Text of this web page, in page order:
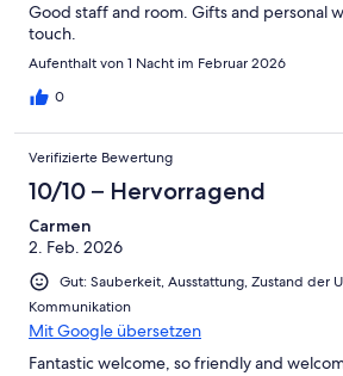
Good staff and room. Gifts and personal
touch.
Aufenthalt von 1 Nacht im Februar 2026
0
Verifizierte Bewertung
10/10 – Hervorragend
Carmen
2. Feb. 2026
Gut: Sauberkeit, Ausstattung, Zustand der
Kommunikation
Mit Google übersetzen
Fantastic welcome, so friendly and